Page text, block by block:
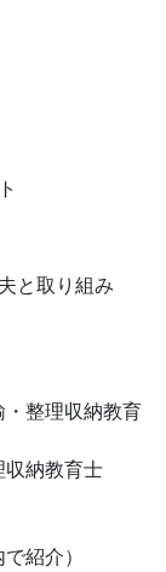
と取り組み
整理収納教育
納教育士
紹介）